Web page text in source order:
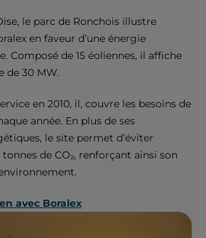
le parc de Ronchois illustre
en faveur d’une énergie
Composé de 15 éoliennes, il affiche
de 30 MW.
en 2010, il, couvre les besoins de
année. En plus de ses
le site permet d’éviter
tonnes de CO₂, renforçant ainsi son
avec Boralex